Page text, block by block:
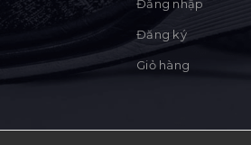
Đăng nhập
Đăng ký
Giỏ hàng